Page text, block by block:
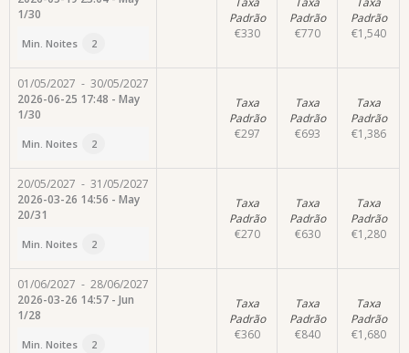
1/30
Min. Noites 2
Padrão
€330
Padrão
€770
Padrão
€1,540
01/05/2027 - 30/05/2027
2026-06-25 17:48 - May
1/30
Min. Noites 2
Taxa
Padrão
€297
Taxa
Padrão
€693
Taxa
Padrão
€1,386
20/05/2027 - 31/05/2027
2026-03-26 14:56 - May
20/31
Min. Noites 2
Taxa
Padrão
€270
Taxa
Padrão
€630
Taxa
Padrão
€1,280
01/06/2027 - 28/06/2027
2026-03-26 14:57 - Jun
1/28
Min. Noites 2
Taxa
Padrão
€360
Taxa
Padrão
€840
Taxa
Padrão
€1,680